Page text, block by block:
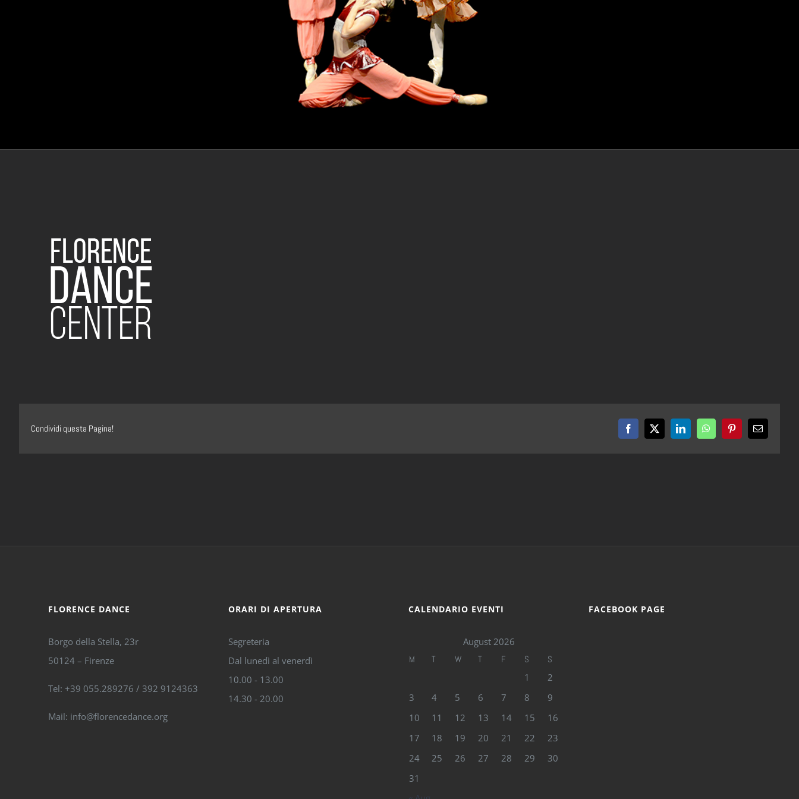
Condividi questa Pagina! Facebook
X LinkedInWhatsAppPinterestEmail
FLORENCE DANCE
Borgo della Stella, 23r
50124 – Firenze
Tel: +39 055.289276 / 392 9124363
Mail: info@florencedance.org
ORARI DI APERTURA
Segreteria
Dal lunedì al venerdì
10.00 - 13.00
14.30 - 20.00
CALENDARIO EVENTI
August 2026
M T W T F S S
1
2
3
4 5 6 7 8
9
10
11 12 13 14 15
16
17
18 19 20 21 22
23
24
25 26 27 28 29
30
31
FACEBOOK PAGE